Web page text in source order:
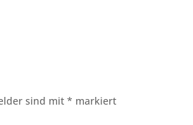
sind mit* markiert